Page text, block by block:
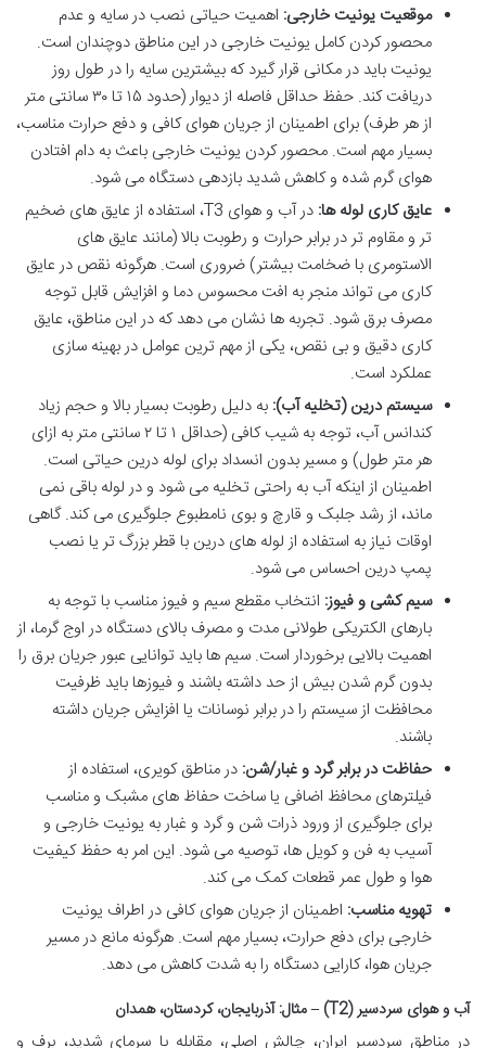
موقعیت یونیت خارجی: اهمیت حیاتی نصب در سایه و عدم
محصور کردن کامل یونیت خارجی در این مناطق دوچندان است.
یونیت باید در مکانی قرار گیرد که بیشترین سایه را در طول روز
دریافت کند. حفظ حداقل فاصله از دیوار (حدود ۱۵ تا ۳۰ سانتی متر
از هر طرف) برای اطمینان از جریان هوای کافی و دفع حرارت مناسب،
بسیار مهم است. محصور کردن یونیت خارجی باعث به دام افتادن
هوای گرم شده و کاهش شدید بازدهی دستگاه می شود.
عایق کاری لوله ها:
در آب و هوای T3، استفاده از عایق های ضخیم
تر و مقاوم تر در برابر حرارت و رطوبت بالا (مانند عایق های
الاستومری با ضخامت بیشتر) ضروری است. هرگونه نقص در عایق
کاری می تواند منجر به افت محسوس دما و افزایش قابل توجه
مصرف برق شود. تجربه ها نشان می دهد که در این مناطق، عایق
کاری دقیق و بی نقص، یکی از مهم ترین عوامل در بهینه سازی
عملکرد است.
سیستم درین (تخلیه آب): به دلیل رطوبت بسیار بالا و حجم زیاد
کندانس آب، توجه به شیب کافی (حداقل ۱ تا ۲ سانتی متر به ازای
هر متر طول) و مسیر بدون انسداد برای لوله درین حیاتی است.
اطمینان از اینکه آب به راحتی تخلیه می شود و در لوله باقی نمی
ماند، از رشد جلبک و قارچ و بوی نامطبوع جلوگیری می کند. گاهی
اوقات نیاز به استفاده از لوله های درین با قطر بزرگ تر یا نصب
پمپ درین احساس می شود.
سیم کشی و فیوز: انتخاب مقطع سیم و فیوز مناسب با توجه به
بارهای الکتریکی طولانی مدت و مصرف بالای دستگاه در اوج گرما، از
اهمیت بالایی برخوردار است. سیم ها باید توانایی عبور جریان برق را
بدون گرم شدن بیش از حد داشته باشند و فیوزها باید ظرفیت
محافظت از سیستم را در برابر نوسانات یا افزایش جریان داشته
باشند.
حفاظت در برابر گرد و غبار/شن: در مناطق کویری، استفاده از
فیلترهای محافظ اضافی یا ساخت حفاظ های مشبک و مناسب
برای جلوگیری از ورود ذرات شن و گرد و غبار به یونیت خارجی و
آسیب به فن و کویل ها، توصیه می شود. این امر به حفظ کیفیت
هوا و طول عمر قطعات کمک می کند.
تهویه مناسب: اطمینان از جریان هوای کافی در اطراف یونیت
خارجی برای دفع حرارت، بسیار مهم است. هرگونه مانع در مسیر
جریان هوا، کارایی دستگاه را به شدت کاهش می دهد.
آب و هوای سردسیر (T2) – مثال: آذربایجان، کردستان، همدان
در مناطق سردسیر ایران، چالش اصلی، مقابله با سرمای شدید، برف و